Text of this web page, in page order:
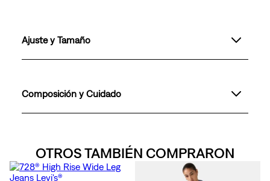
Ajuste y Tamaño
Composición y Cuidado
OTROS TAMBIÉN COMPRARON